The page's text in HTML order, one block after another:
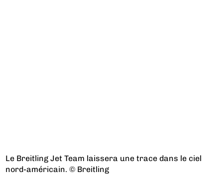
Le Breitling Jet Team laissera une trace dans le ciel
nord-américain. © Breitling